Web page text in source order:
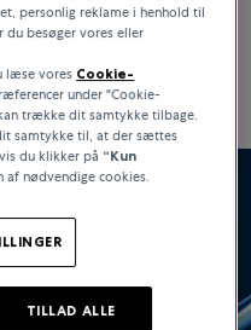
Chopard-ure står
men også for enestående
indtryk i årtier.
personlig reklame i henhold til
besøger vores eller
læse vores Cookie-
under "Cookie-
trække dit samtykke tilbage.
samtykke til, at der sættes
du klikker på “Kun
af nødvendige cookies.
TILLAD ALLE